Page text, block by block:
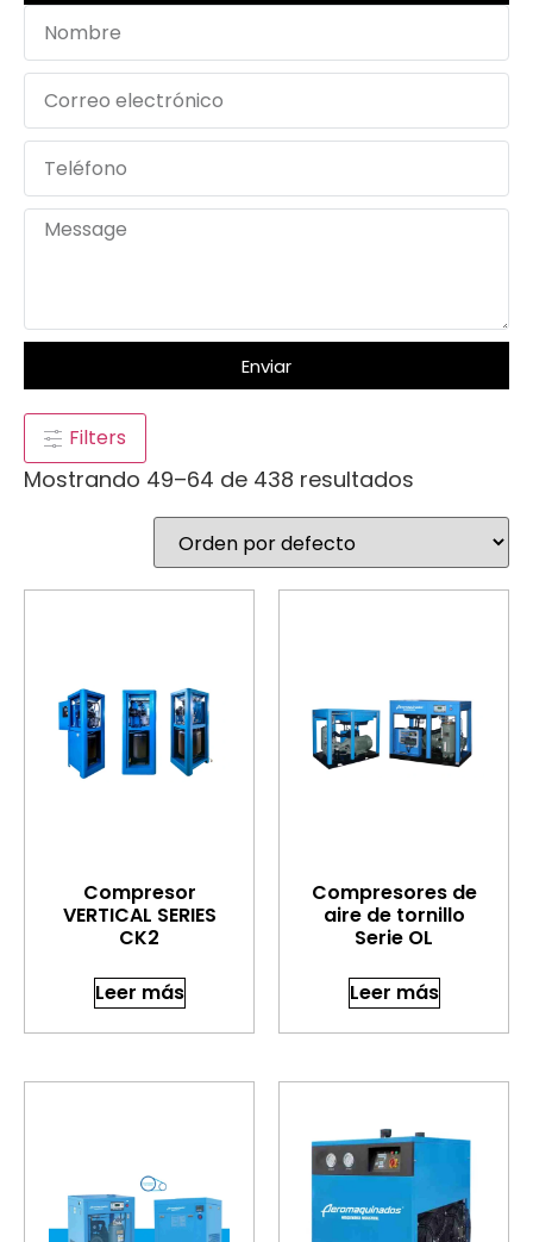
Enviar
Filters
Mostrando 49–64 de 438 resultados
Compresor
VERTICAL SERIES
CK2
Leer más
Compresores de
aire de tornillo
Serie OL
Leer más